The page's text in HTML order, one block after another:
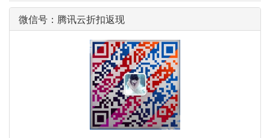
微信号：腾讯云折扣返现